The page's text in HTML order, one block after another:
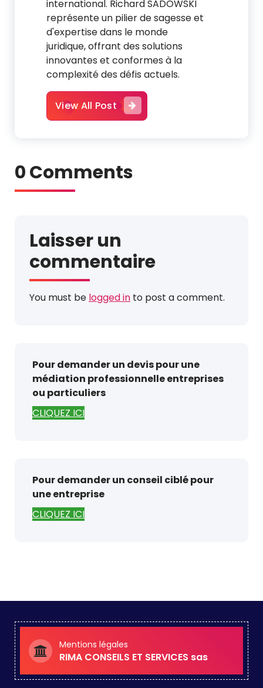
international. Richard SADOWSKI
représente un pilier de sagesse et
d'expertise dans le monde
juridique, offrant des solutions
innovantes et conformes à la
complexité des défis actuels.
View All Post
0 Comments
Laisser un
commentaire
You must be logged in to post a comment.
Pour demander un devis pour une
médiation professionnelle entreprises
ou particuliers
CLIQUEZ ICI
Pour demander un conseil ciblé pour
une entreprise
CLIQUEZ ICI
Mentions légales
RIMA CONSEILS ET SERVICES sas